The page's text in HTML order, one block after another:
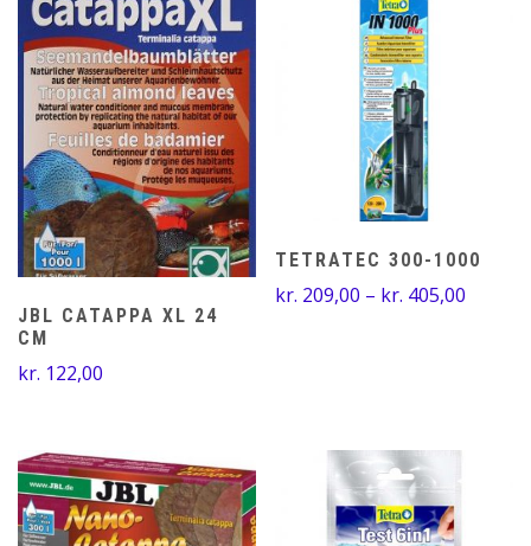
JBL CATAPPA XL 24
CM
kr. 122,00
TETRATEC 300-1000
kr. 209,00 – kr. 405,00